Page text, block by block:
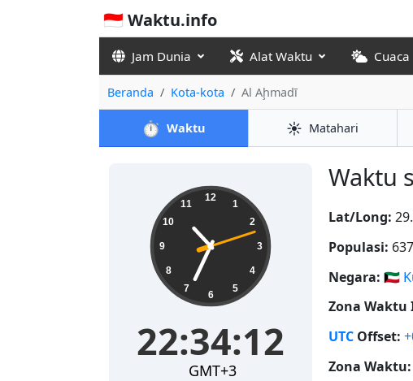
🇮🇩 Waktu.info
Jam Dunia Alat Waktu Cuaca
Beranda Kota-kota Al Aḩmadī
⏱️ Waktu ☀️ Matahari
Waktu
22:34:12 12
1
2
3
4
5
6
7
8
9
10
11
22:34:12
GMT+3
Lat/Long:
Populasi:
Negara: 🇰🇼
Zona Waktu
UTC Offset:
Zona Waktu: